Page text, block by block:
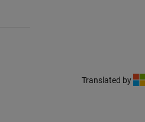
Translated by